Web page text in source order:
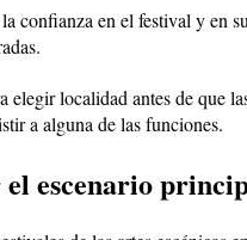
confianza en el festival y
localidad antes de que
a alguna de las funciones.
escenario